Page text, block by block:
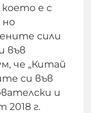
е с
но
сили
във
че „Китай
си във
и
2018 г.